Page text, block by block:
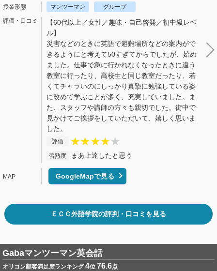
マンツーマン グループ
【60代以上／女性／趣味・自己啓発／初中級レベ
ル】
災害などのときに英語で避難場所などの案内がで
きるようにと考えて50すぎてからでしたが、始め
ました。仕事で急に行かれなくなったときに違う
教室に行ったり、高校生と同じ教室だったり、若
くてチャラいのにしっかり真摯に勉強している姿
に改めて学ぶことが多く、充実していました。ま
た、スタッフや講師の方々も親切でした。街中で
見かけてご挨拶をしていただいて、嬉しく思いま
した。
評価
習熟度 まあ上達したと思う
GoogleMapで見る
ＥＣＣ外語学院の評判・口コミを見る
Gabaマンツーマン英会話
オリコン顧客満足度ランキング4位 76.6点